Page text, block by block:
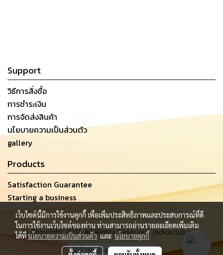
Support
วิธีการสั่งซื้อ
การชำระเงิน
การจัดส่งสินค้า
นโยบายความเป็นส่วนตัว
gallery
Products
Satisfaction Guarantee
Starting a business
© Copyright 2016 All Rights Reserved. jackalclub.com
ผู้เข้าชมทั้งหมด1,576,766
เว็บไซต์นี้มีการใช้งานคุกกี้ เพื่อเพิ่มประสิทธิภาพและประสบการณ์ที่ดี
ในการใช้งานเว็บไซต์ของท่าน ท่านสามารถอ่านรายละเอียดเพิ่มเติม
ได้ที่นโยบายความเป็นส่วนตัวและนโยบายคุกกี้